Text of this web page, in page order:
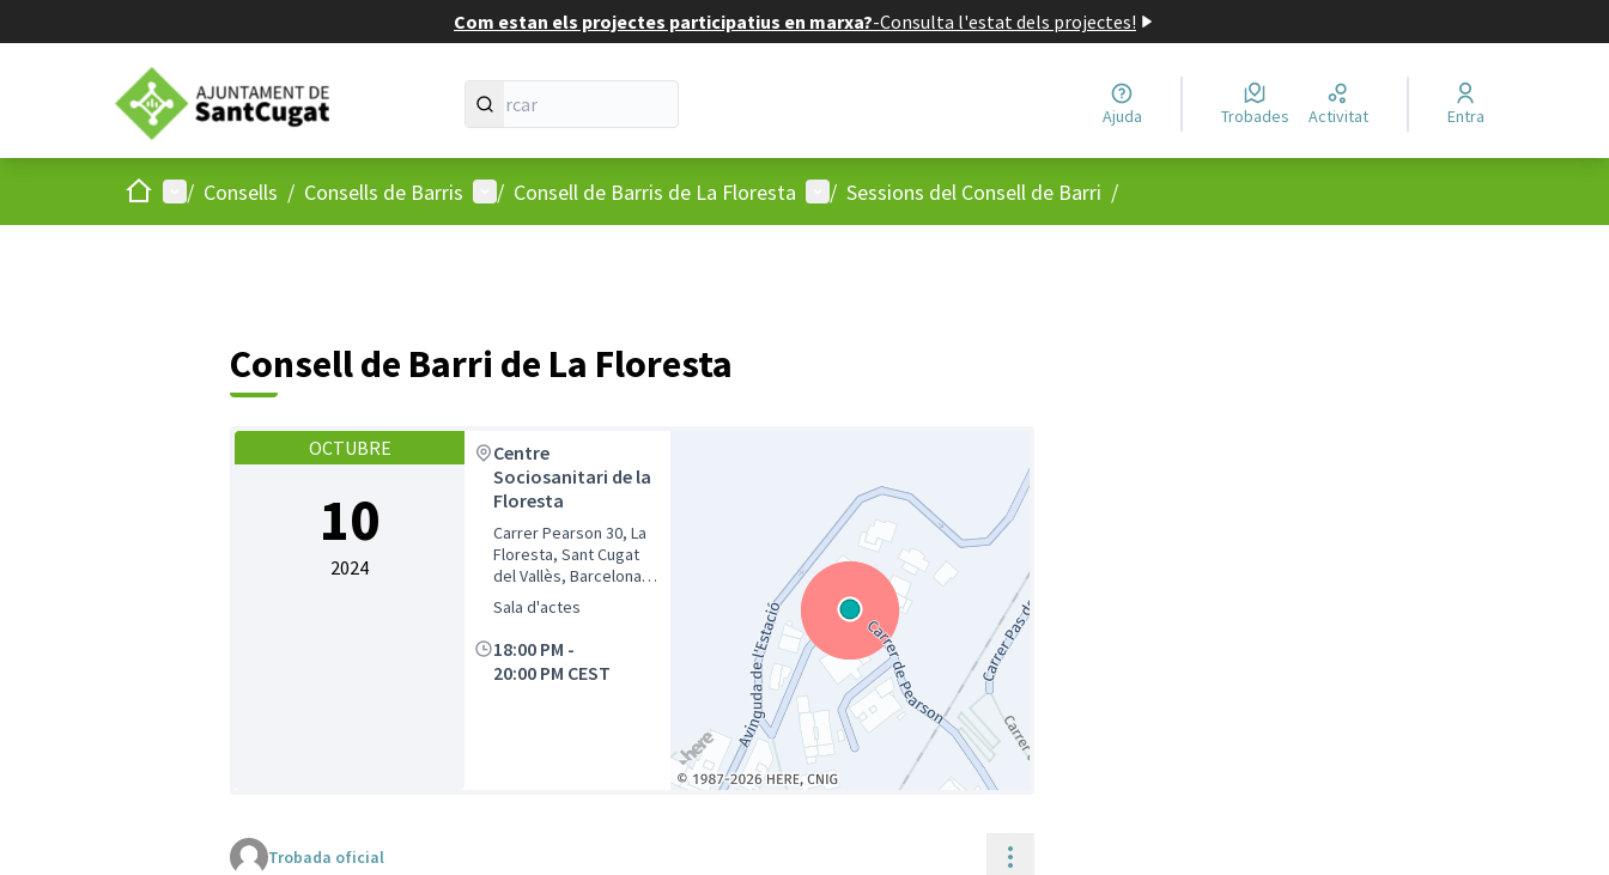
Com estan els projectes participatius en marxa?-Consulta l'estat dels projectes!
Ajuda Trobades Activitat Entra
Inici Menú principal
/ Consells / Consells de Barris Menú d'usuari
/ Consell de Barris de La Floresta Menú d'usuari
/ Sessions del Consell de Barri /
Consell de Barri de La Floresta
OCTUBRE
10
2024
Centre
Sociosanitari de la
Floresta
Carrer Pearson 30, La
Floresta, Sant Cugat
del Vallès, Barcelona,
Catalunya, Espanya
Sala d'actes
18:00 PM -
20:00 PM CEST
Trobada oficial Controls de recursos